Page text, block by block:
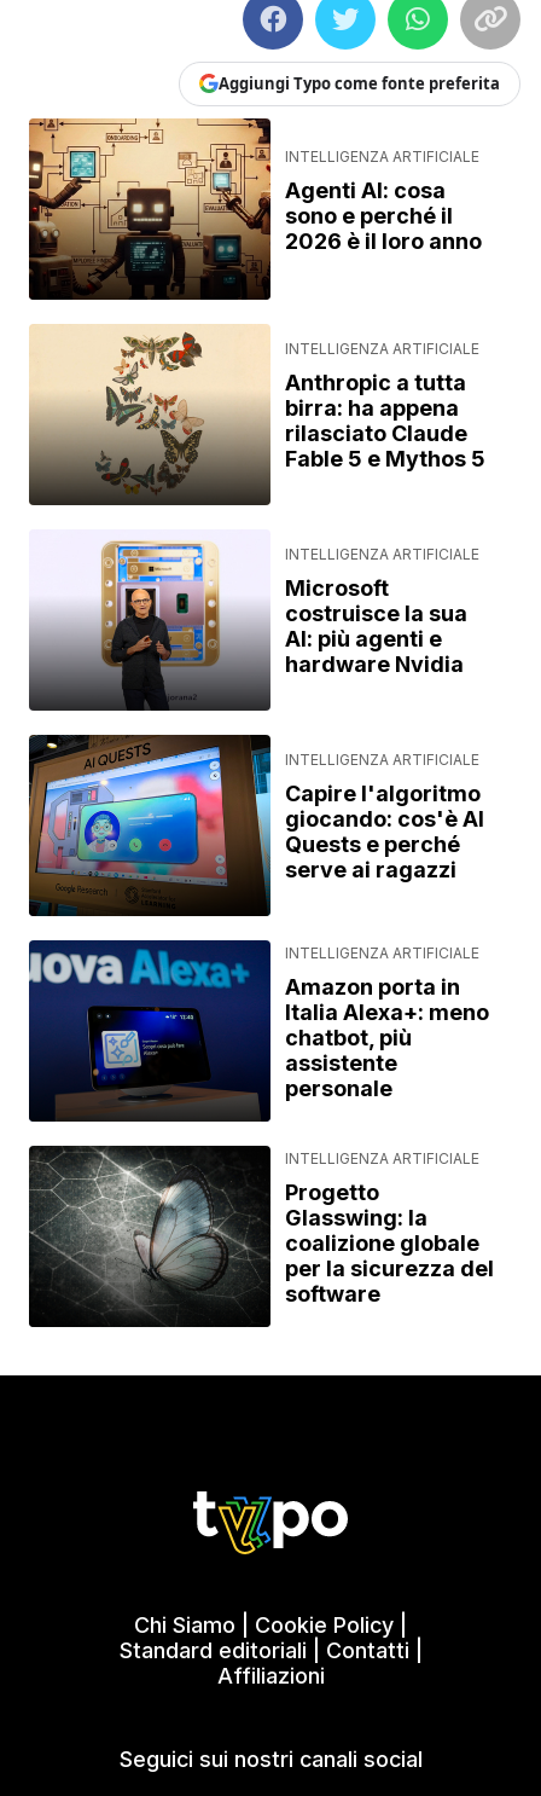
Aggiungi Typo come fonte preferita
INTELLIGENZA ARTIFICIALE
Agenti AI: cosa
sono e perché il
2026 è il loro anno
INTELLIGENZA ARTIFICIALE
Anthropic a tutta
birra: ha appena
rilasciato Claude
Fable 5 e Mythos 5
INTELLIGENZA ARTIFICIALE
Microsoft
costruisce la sua
AI: più agenti e
hardware Nvidia
INTELLIGENZA ARTIFICIALE
Capire l'algoritmo
giocando: cos'è AI
Quests e perché
serve ai ragazzi
INTELLIGENZA ARTIFICIALE
Amazon porta in
Italia Alexa+: meno
chatbot, più
assistente
personale
INTELLIGENZA ARTIFICIALE
Progetto
Glasswing: la
coalizione globale
per la sicurezza del
software
Chi Siamo Cookie Policy
Standard editoriali
Contatti
Affiliazioni
Seguici sui nostri canali social